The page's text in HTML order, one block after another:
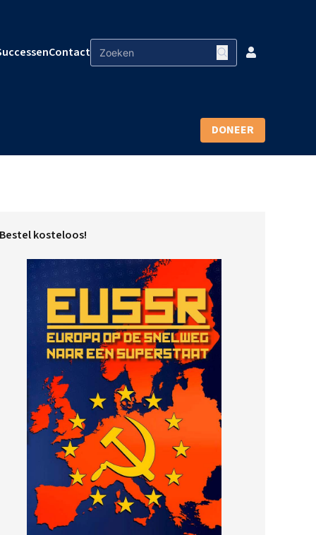
Contact
DONEER
Bestel kosteloos!